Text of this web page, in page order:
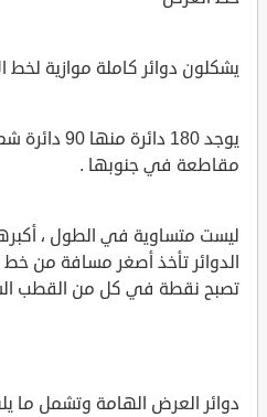
يشكلون دوائر كاملة موازية لخط
مقاطعة في جنوبها .
ليست متساوية في الطول ، أكبرها
الدوائر تأخذ أصغر مسافة من خط
تصبح نقطة في كل من القطب
دوائر العرض الهامة وتشمل ما